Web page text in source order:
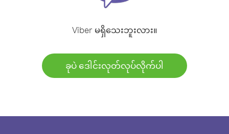
Viber မရှိသေးဘူးလား။
ခုပဲ ဒေါင်းလုတ်လုပ်လိုက်ပါ